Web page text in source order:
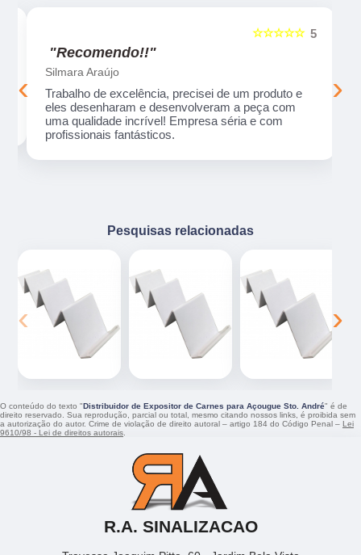
5
☆☆☆☆☆
"Recomendo!!"
Silmara Araújo
Trabalho de excelência, precisei de um produto e
eles desenharam e desenvolveram a peça com
uma qualidade incrível! Empresa séria e com
profissionais fantásticos.
‹ ›
Pesquisas relacionadas
‹ ›
O conteúdo do texto "Distribuidor de Expositor de Carnes para Açougue Sto. André" é de
direito reservado. Sua reprodução, parcial ou total, mesmo citando nossos links, é proibida sem
a autorização do autor. Crime de violação de direito autoral – artigo 184 do Código Penal – Lei
9610/98 - Lei de direitos autorais.
R.A. SINALIZACAO